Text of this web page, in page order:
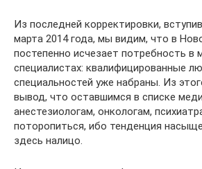
Из последней корректировки,
марта 2014 года, мы видим, что в
постепенно исчезает потребность в
специалистах: квалифицированные
специальностей уже набраны. Из
вывод, что оставшимся в списке
анестезиологам, онкологам,
поторопиться, ибо тенденция
здесь налицо.